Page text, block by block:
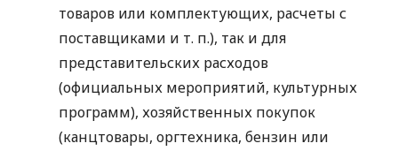
товаров или комплектующих, расчеты с
поставщиками и т. п.), так и для
представительских расходов
(официальных мероприятий, культурных
программ), хозяйственных покупок
(канцтовары, оргтехника, бензин или